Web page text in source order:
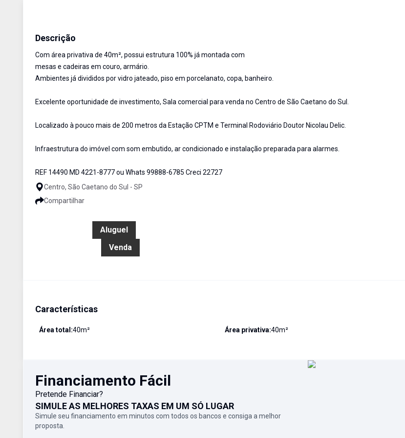
Descrição
Com área privativa de 40m², possui estrutura 100% já montada com
mesas e cadeiras em couro, armário.
Ambientes já divididos por vidro jateado, piso em porcelanato, copa, banheiro.
Excelente oportunidade de investimento, Sala comercial para venda no Centro de São Caetano do Sul.
Localizado à pouco mais de 200 metros da Estação CPTM e Terminal Rodoviário Doutor Nicolau Delic.
Infraestrutura do imóvel com som embutido, ar condicionado e instalação preparada para alarmes.
REF 14490 MD 4221-8777 ou Whats 99888-6785 Creci 22727
Centro, São Caetano do Sul - SP
Compartilhar
Aluguel
Venda
Características
Área total:40m² Área privativa:40m²
Financiamento Fácil
Pretende Financiar?
SIMULE AS MELHORES TAXAS EM UM SÓ LUGAR
Simule seu financiamento em minutos com todos os bancos e consiga a melhor
proposta.